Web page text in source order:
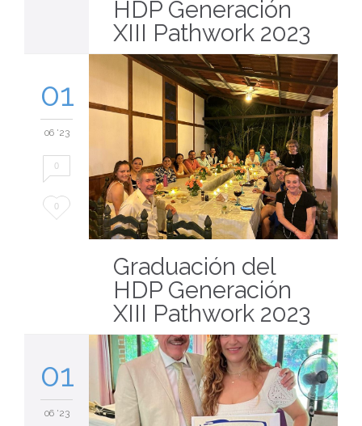
HDP Generación
XIII Pathwork 2023
01
06 '23
0
Love
0
Graduación del
HDP Generación
XIII Pathwork 2023
01
06 '23